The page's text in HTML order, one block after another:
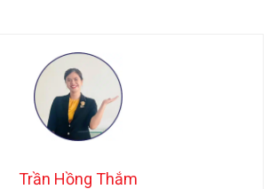
Trần Hồng Thắm